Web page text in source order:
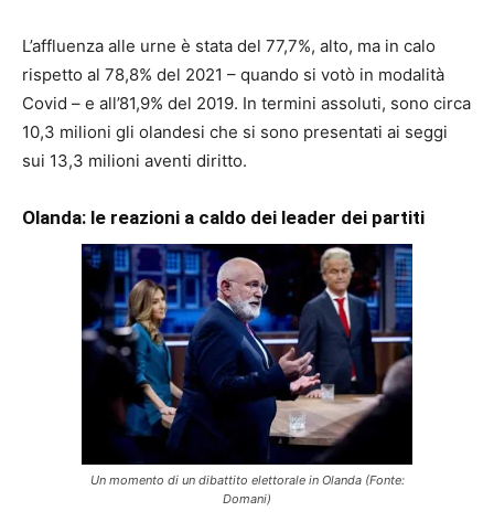
L’affluenza alle urne è stata del 77,7%, alto, ma in calo
rispetto al 78,8% del 2021 – quando si votò in modalità
Covid – e all’81,9% del 2019. In termini assoluti, sono circa
10,3 milioni gli olandesi che si sono presentati ai seggi
sui 13,3 milioni aventi diritto.
Olanda: le reazioni a caldo dei leader dei partiti
Un momento di un dibattito elettorale in Olanda (Fonte:
Domani)